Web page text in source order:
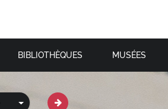
BIBLIOTHÈQUES MUSÉES